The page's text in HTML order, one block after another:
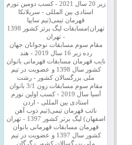
زیر 20 سال 2021 - کسب دومین نورم
استادی بین المللی - سریلانکا
قهرمان تیمی(تیم سایپا
تهران)مسابقات لیگ برتر کشور 1398
- تهران
مقام سوم مسابقات نوجوانان جهان
رده زیر 16 سال 2019 - هند
نایب قهرمان مسابقات قهرمانی بانوان
کشور سال 1398 و عضویت در تیم
ملی بزرگسالان کشور - رشت
مقام سوم مسابقات زون 3/1 بانوان
آسیا سال 2019 - کسب اولین نورم
استادی بین المللی - اردن
نائب قهرمان تیمی(تیم ذوب آهن
اصفهان) لیگ برتر کشور 1397 - تهران
قهرمان مسابقات قهرمانی بانوان
کشور سال 1397 و عضویت در تیم
ملی بزرگسالان کشور - گرگان